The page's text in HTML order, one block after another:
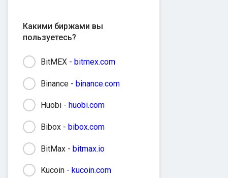
Какими биржами вы
пользуетесь?
BitMEX - bitmex.com
Binance - binance.com
Huobi - huobi.com
Bibox - bibox.com
BitMax - bitmax.io
Kucoin - kucoin.com